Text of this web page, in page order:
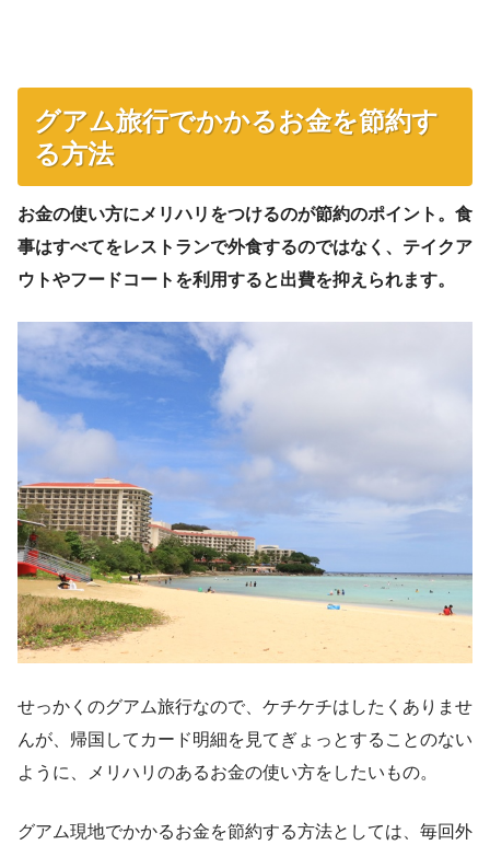
グアム旅行でかかるお金を節約す
る方法
お金の使い方にメリハリをつけるのが節約のポイント。食
事はすべてをレストランで外食するのではなく、テイクア
ウトやフードコートを利用すると出費を抑えられます。
せっかくのグアム旅行なので、ケチケチはしたくありませ
んが、帰国してカード明細を見てぎょっとすることのない
ように、メリハリのあるお金の使い方をしたいもの。
グアム現地でかかるお金を節約する方法としては、毎回外